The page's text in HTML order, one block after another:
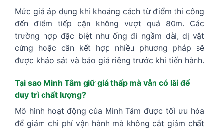
Mức giá áp dụng khi khoảng cách từ điểm thi công
đến điểm tiếp cận không vượt quá 80m. Các
trường hợp đặc biệt như ống đi ngầm dài, dị vật
cứng hoặc cần kết hợp nhiều phương pháp sẽ
được khảo sát và báo giá riêng trước khi tiến hành.
Tại sao Minh Tâm giữ giá thấp mà vẫn có lãi để
duy trì chất lượng?
Mô hình hoạt động của Minh Tâm được tối ưu hóa
để giảm chi phí vận hành mà không cắt giảm chất